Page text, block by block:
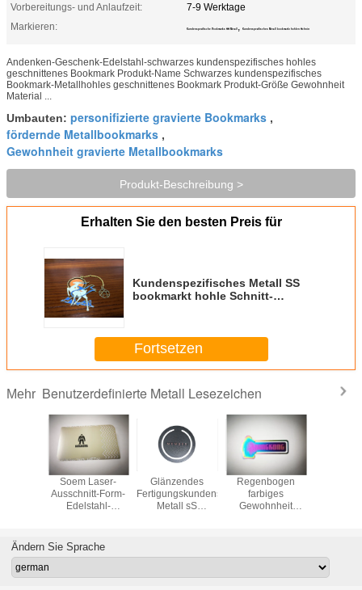
Vorbereitungs- und Anlaufzeit:
7-9 Werktage
Markieren:
Kundenspezifische Bookmarks SS Metall , Kundenspezifisches Metall bookmarkt hohlen Schnitt
Andenken-Geschenk-Edelstahl-schwarzes kundenspezifisches hohles
geschnittenes Bookmark Produkt-Name Schwarzes kundenspezifisches
Bookmark-Metallhohles geschnittenes Bookmark Produkt-Größe Gewohnheit
Material ...
Umbauten: personifizierte gravierte Bookmarks ,
fördernde Metallbookmarks ,
Gewohnheit gravierte Metallbookmarks
Produkt-Beschreibung >
Erhalten Sie den besten Preis für
Kundenspezifisches Metall SS
bookmarkt hohle Schnitt-
Fortsetzen
Mehr Benutzerdefinierte Metall Lesezeichen
heraus
Soem Laser-
Ausschnitt-Form-
Edelstahl-
Geschenke SGS
Glänzendes
Fertigungskundenspezifisches
Metall sS
einfache Seite
Regenbogen
farbiges
Gewohnheit
KINGKONG
Ändern Sie Sprache